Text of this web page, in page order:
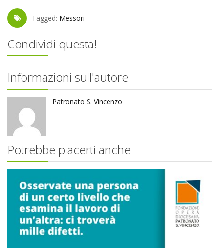
Tagged: Messori
Condividi questa!
Informazioni sull'autore
Patronato S. Vincenzo
Potrebbe piacerti anche